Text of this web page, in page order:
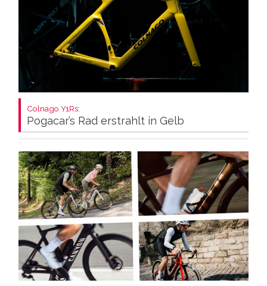
Colnago Y1Rs:
Pogacar’s Rad erstrahlt in Gelb